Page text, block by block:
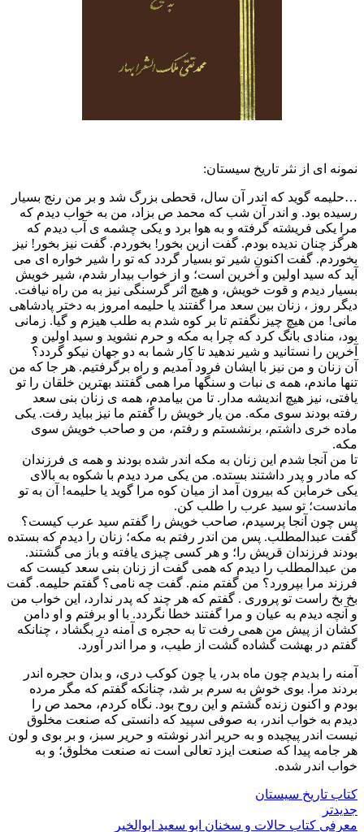
نمونه ای از نثر تاریخ سیستان:
…حلیمه گوید که اندر آن سال، قحطی بزرگ شد و بر من رنج بسیار
رسیده بود. و اندر آن شب که محمد ص بزاد، من به خواب دیدم که
مرا یکی فریشته گرفته و به هوا برد و یکی چشمه ی آب دیدم که
هرگز چنان ندیده بودم. گفت ازین بخور! بخوردم. گفت نیز بخور! نیز
بخوردم. گفت اکنون شیر تو بسیار گردد که تو را شیر خواره ای می
آید که سید اولین و آخرین است؛ و از خواب بیدار شدم، شیر خویش
بسیار دیدم و قوت خویش، و هیچ اثر گرسنگی نیز به من راه نیافت.
دیگر روز ، زنان بین سعد مرا گفتند یا حلیمه امروز به دختر پادشاهی
مانی! من هیچ چیز نگفتم تا بر کوه شدم به طلب هیزم و گیا. زمانی
بود، منادی بانگ کرد که چرا به مکه و حرم نشوید و سید اولین و
آخرین را نستانید و شیر ندهید تا کار شما به دو جهان نیکو گردد؟
آن زنان و من نیز با ایشان فرود آمدیم و راه برگرفتیم. هر جا که من
تنها ماندم، همه ی نبات و سنگها مرا همی گفتند بهترین خلقان را تو
یافتی، نیز هیچ اندیشه مدار. تا من بیامدم، همه ی زنان بنی سعد
رفته بودند سوی مکه. من یار خویش را گفتم ما نیز بباید رفت. یکی
ماده خری داشتم، برنشستم و رفتم، من و صاحب خویش سوی
مکه.
تا من آنجا شدم این زنان به مکه اندر شده بودند و همه ی فرزندان
که مادر و پدر داشتند بستده. من یکی مرد دیدم با شکوه به بالای
یکی خرمابن که بیرون آمد از میان کوه مرا گوید یا حلیمه! آن به تو
ماندست؛ تو سید عرب را طلب کن.
پس چون آنجا پرسیدم، صاحب خویش را گفتم سید عرب کیست؟
گفت عبدالمطلب. پس من اندر رفتم به مکه؛ زنان را دیدم که بستده
بودند فرزندان قریش را؛ و هر کسی چیزی یافته و باز می گشتند.
من عبدالمطلب را دیدم که همی گفت از زنان بنی سعد کیست که
فرزند مرا بپرورد؟ من گفتم منم. گفت چه نامی؟ گفتم حلیمه. گفت
بخ بخ راست تو پروری . گفتم که هر چند که پدر ندارد، این خواب من
و آنچه دیدم به عیان و مرا گفتند خطا نگردد. با او برفتم و او دامن
کشان از پیش من همی رفت تا به حجره ی آمنه در بگشاد ، چنانکه
گفتم در بهشت گشاده گشت از طیب، و مرا اندر آورد.
آمنه را بدیدم چون ماه بدر، یا چون کوکب دری، و بدان حجره اندر
بردند مرا. بوی خوش به سرم بر شد، چنانکه گفتم که مگر مرده
بودم و اکنون زنده گشتم و این روح بود. نگاه کردم، محمد ص را
دیدم به خواب اندر، به صوفی سپید که دانستی که صنعت مخلوق
نیست اندر پیچیده و به حریر اندر نوشته و حریر سبز، و بر بوی و لون
هر جامه پیدا که صنعت ایزد تعالی است نه صنعت مخلوق؛ و به
خواب اندر شده.
کتاب تاریخ سیستان
جدیدتر
معرفی کتاب حالات و سخنان ابو سعید ابوالخیر